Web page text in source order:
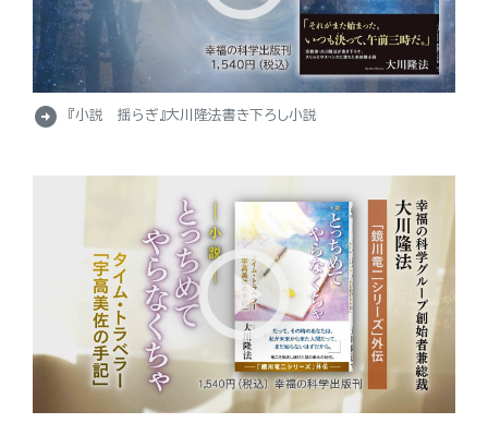
arrow_circle_right 『小説 揺らぎ』大川隆法書き下ろし小説